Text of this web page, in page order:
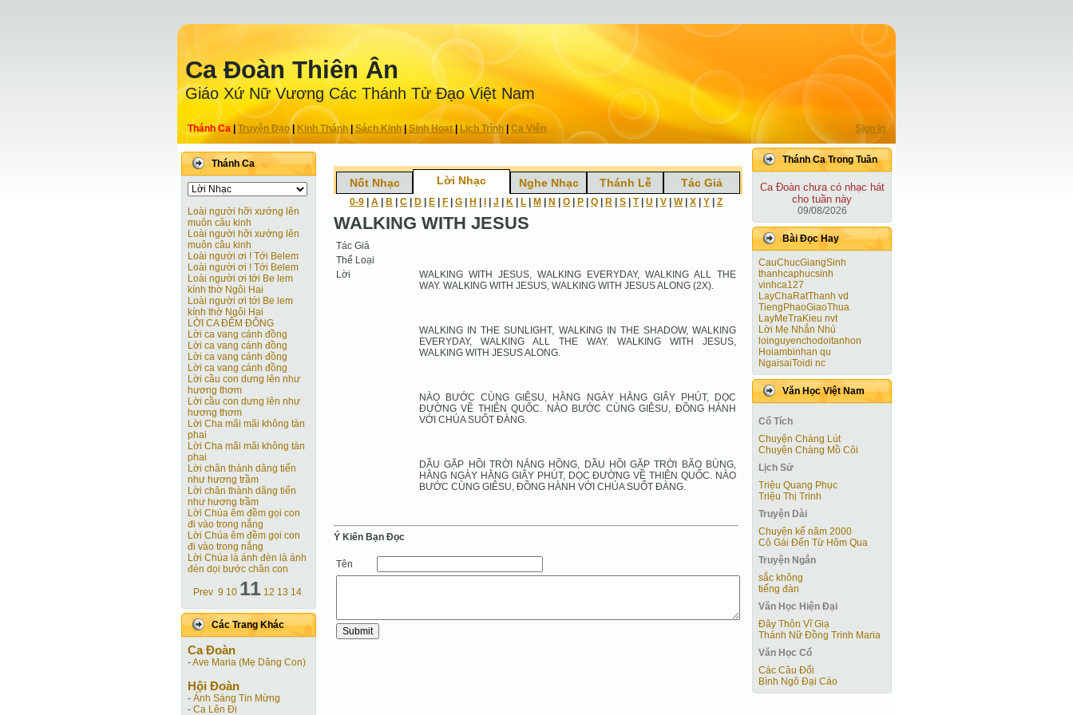
Ca Ðoàn Thiên Ân
Giáo Xứ Nữ Vương Các Thánh Tử Ðạo Việt Nam
Thánh Ca Truyện Ðạo| Kinh Thánh Sách Kinh|Sinh Hoạt| Lịch Trình Ca Viên Sign In
Thánh Ca
Loài người hỡi xướng lên
muôn câu kinh
Loài người hỡi xướng lên
muôn câu kinh
Loài người ơi ! Tới Belem
Loài người ơi ! Tới Belem
Loài người ơi tới Be lem
kính thờ Ngôi Hai
Loài người ơi tới Be lem
kính thờ Ngôi Hai
LỜI CA ĐÊM ĐÔNG
Lời ca vang cánh đồng
Lời ca vang cánh đồng
Lời ca vang cánh đồng
Lời ca vang cánh đồng
Lời cầu con dưng lên như
hương thơm
Lời cầu con dưng lên như
hương thơm
Lời Cha mãi mãi không tàn
phai
Lời Cha mãi mãi không tàn
phai
Lời chân thành dâng tiến
như hương trầm
Lời chân thành dâng tiến
như hương trầm
Lời Chúa êm đềm gọi con
đi vào trong nắng
Lời Chúa êm đềm gọi con
đi vào trong nắng
Lời Chúa là ánh đèn là ánh
đèn dọi bước chân con
Prev 9 10 11 12 13 14
Các Trang Khác
Ca Ðoàn
-Ave Maria (Mẹ Dâng Con)
Hội Ðoàn
- Ánh Sáng Tin Mừng
- Ca Lên Đi
Nốt Nhạc Lời Nhạc Nghe Nhạc Thánh Lễ Tác Giả
0-9 A B C D E F G H J K L M N O P Q R S T| U V W| X Y Z
WALKING WITH JESUS
Tác Giả
Thể Loại
Lời
WALKING WITH JESUS, WALKING EVERYDAY, WALKING ALL THE
WAY. WALKING WITH JESUS, WALKING WITH JESUS ALONG (2X).
WALKING IN THE SUNLIGHT, WALKING IN THE SHADOW, WALKING
EVERYDAY, WALKING ALL THE WAY. WALKING WITH JESUS,
WALKING WITH JESUS ALONG.
NÀO BƯỚC CÙNG GIÊSU, HẰNG NGÀY HẰNG GIÂY PHÚT, DỌC
ĐƯỜNG VỀ THIÊN QUỐC. NÀO BƯỚC CÙNG GIÊSU, ĐỒNG HÀNH
VỚI CHÚA SUỐT ĐÀNG.
DẦU GẶP HỒI TRỜI NẮNG HỒNG, DẦU HỒI GẶP TRỜI BÃO BÙNG,
HẰNG NGÀY HẰNG GIÂY PHÚT, DỌC ĐƯỜNG VỀ THIÊN QUỐC. NÀO
BƯỚC CÙNG GIÊSU, ĐỒNG HÀNH VỚI CHÚA SUỐT ĐÀNG.
Ý Kiến Bạn Ðọc
Tên
Thánh Ca Trong Tuần
Ca Ðoàn chưa có nhạc hát
cho tuần này
09/08/2026
Bài Ðọc Hay
CauChucGiangSinh
thanhcaphucsinh
vinhca127
LayChaRatThanh vd
TiengPhaoGiaoThua
LayMeTraKieu nvt
Lời Mẹ Nhắn Nhủ
loinguyenchodoitanhon
Hoiambinhan qu
NgaisaiToidi nc
Văn Học Việt Nam
Cổ Tích
Chuyện Chàng Lút
Chuyện Chàng Mồ Côi
Lịch Sử
Triệu Quang Phục
Triệu Thị Trinh
Truyện Dài
Chuyện kể năm 2000
Cô Gái Ðến Từ Hôm Qua
Truyện Ngắn
sắc không
tiếng đàn
Văn Học Hiện Ðại
Đây Thôn Vĩ Giạ
Thánh Nữ Đồng Trinh Maria
Văn Học Cổ
Các Câu Đối
Bình Ngô Đại Cáo